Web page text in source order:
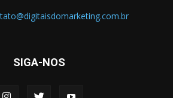
SIGA-NOS